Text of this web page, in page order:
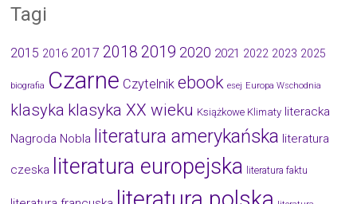
Tagi
2015 2016 2017 2018 2019 2020 2021 2022 2023 2025
biografia Czarne Czytelnik ebook esej Europa Wschodnia
klasyka klasyka XX wieku Książkowe Klimaty literacka
Nagroda Nobla
literatura amerykańska literatura
czeska literatura europejska literatura faktu